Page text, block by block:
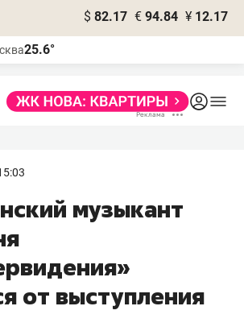
$ 82.17 € 94.84 ¥ 12.17
25.6°
музыкант
от выступления